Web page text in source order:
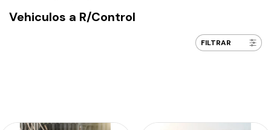
Vehiculos a R/Control
FILTRAR